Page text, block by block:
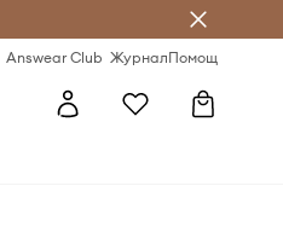
Answear Club ЖурналПомощ